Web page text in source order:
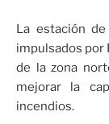
La estación
impulsados por
de la zona
mejorar la
incendios.